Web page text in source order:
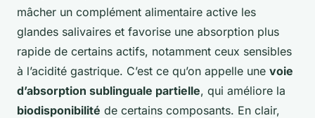
mâcher un complément alimentaire active les
glandes salivaires et favorise une absorption plus
rapide de certains actifs, notamment ceux sensibles
à l’acidité gastrique. C’est ce qu’on appelle une voie
d’absorption sublinguale partielle, qui améliore la
biodisponibilité de certains composants. En clair,